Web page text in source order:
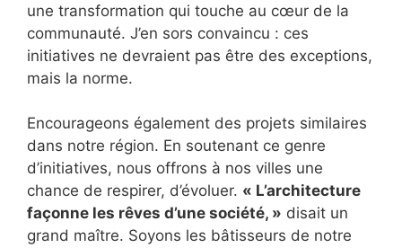
une transformation qui touche au cœur de la
communauté. J’en sors convaincu : ces
initiatives ne devraient pas être des exceptions,
mais la norme.
Encourageons également des projets similaires
dans notre région. En soutenant ce genre
d’initiatives, nous offrons à nos villes une
chance de respirer, d’évoluer. « L’architecture
façonne les rêves d’une société, » disait un
grand maître. Soyons les bâtisseurs de notre